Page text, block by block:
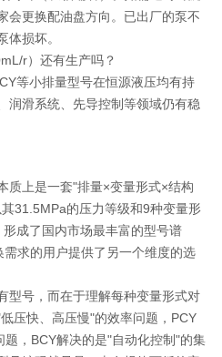
会更换配油盘方向。已出厂的泵不
体损坏。
r）还有生产吗？
等小排量型号在恒源液压均有持
润滑系统、先导控制等领域仍有稳
质上是一套"排量×变量形式×结构
31.5MPa的压力等级和9种变量形
成了国内市场最丰富的型号谱
求的用户提供了另一个维度的选
型号，而在于理解每种变量形式对
压快、高压慢"的效率问题，PCY
，BCY解决的是"自动化控制"的集